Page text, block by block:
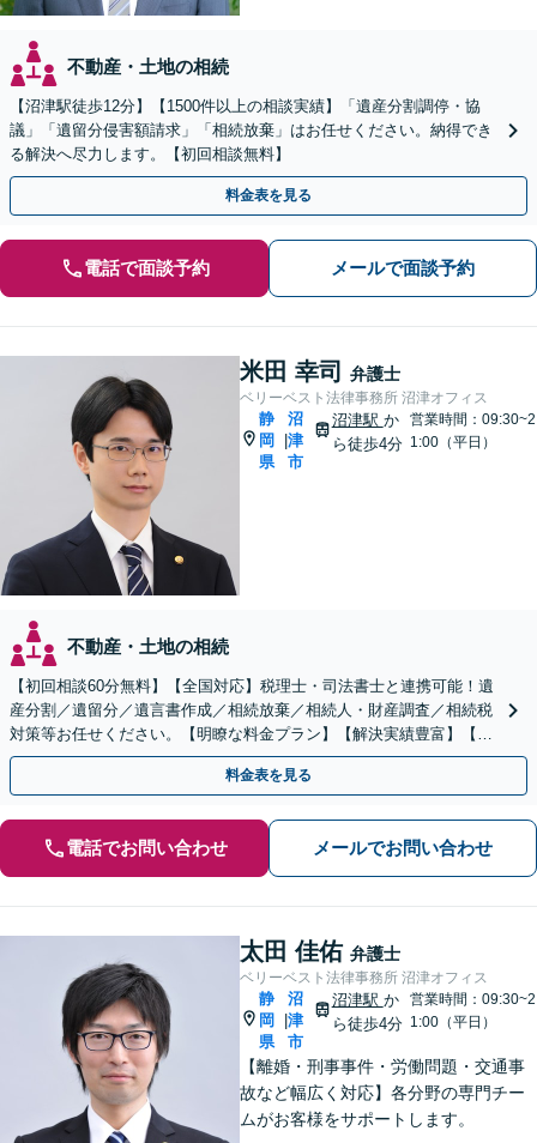
不動産・土地の相続
【沼津駅徒歩12分】【1500件以上の相談実績】「遺産分割調停・協
議」「遺留分侵害額請求」「相続放棄」はお任せください。納得でき
る解決へ尽力します。【初回相談無料】
料金表を見る
電話で面談予約 メールで面談予約
米田 幸司 弁護士
ベリーベスト法律事務所 沼津オフィス
静
岡
県
沼
津
市
沼津駅 か
ら徒歩4分
営業時間：09:30~2
1:00（平日）
不動産・土地の相続
【初回相談60分無料】【全国対応】税理士・司法書士と連携可能！遺
産分割／遺留分／遺言書作成／相続放棄／相続人・財産調査／相続税
対策等お任せください。【明瞭な料金プラン】【解決実績豊富】【電
話相談可】
料金表を見る
電話でお問い合わせ メールでお問い合わせ
太田 佳佑 弁護士
ベリーベスト法律事務所 沼津オフィス
静
岡
県
沼
津
市
沼津駅 か
ら徒歩4分
営業時間：09:30~2
1:00（平日）
【離婚・刑事事件・労働問題・交通事
故など幅広く対応】各分野の専門チー
ムがお客様をサポートします。